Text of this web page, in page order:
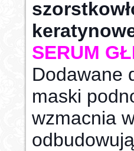
SERUM
Dodawane
maski
wzmacnia